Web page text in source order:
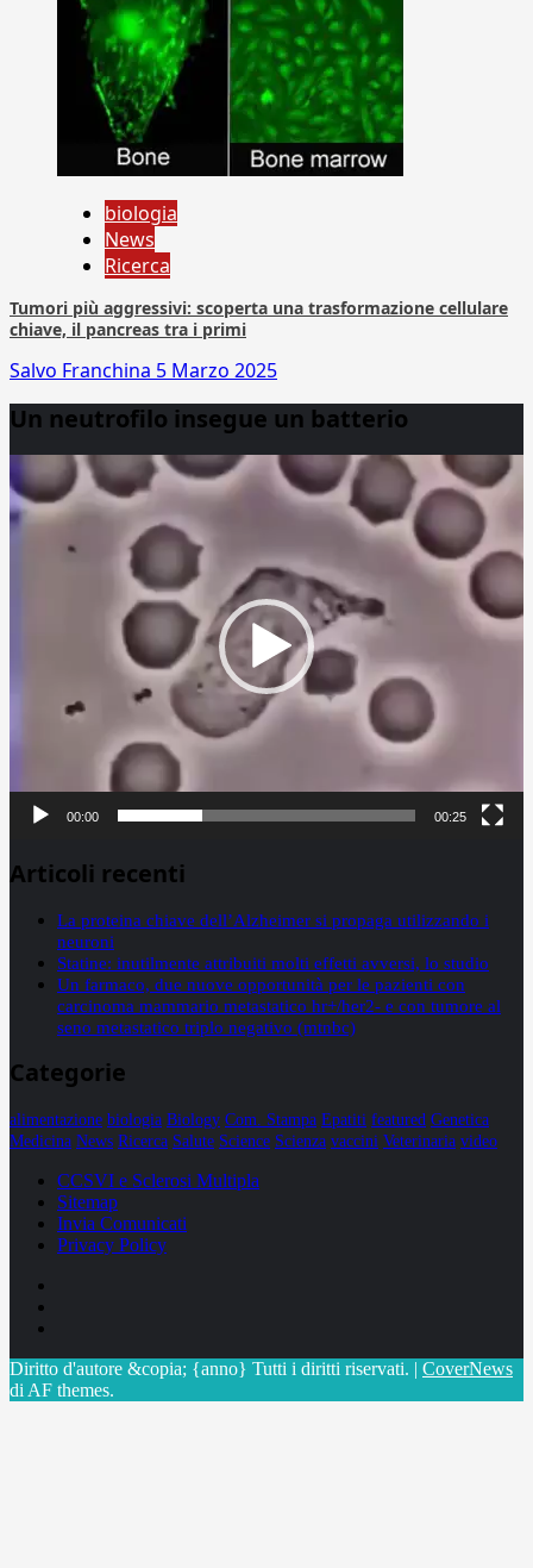
biologia
News
Ricerca
Tumori più aggressivi: scoperta una trasformazione cellulare
chiave, il pancreas tra i primi
Salvo Franchina 5 Marzo 2025
Un neutrofilo insegue un batterio
Player
00:00 00:25
Articoli recenti
La proteina chiave dell’Alzheimer si propaga utilizzando i
neuroni
Statine: inutilmente attribuiti molti effetti avversi, lo studio
Un farmaco, due nuove opportunità per le pazienti con
carcinoma mammario metastatico hr+/her2- e con tumore al
seno metastatico triplo negativo (mtnbc)
Categorie
alimentazione biologia Biology Com. Stampa Epatiti featured Genetica
Medicina News Ricerca Salute Science Scienza vaccini Veterinaria video
CCSVI e Sclerosi Multipla
Sitemap
Invia Comunicati
Privacy Policy
Diritto d'autore &copia; {anno} Tutti i diritti riservati. | CoverNews
di AF themes.